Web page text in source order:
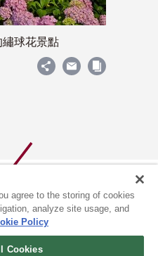
球花景點
agree to the storing of cookies
analyze site usage, and
Policy
Cookies